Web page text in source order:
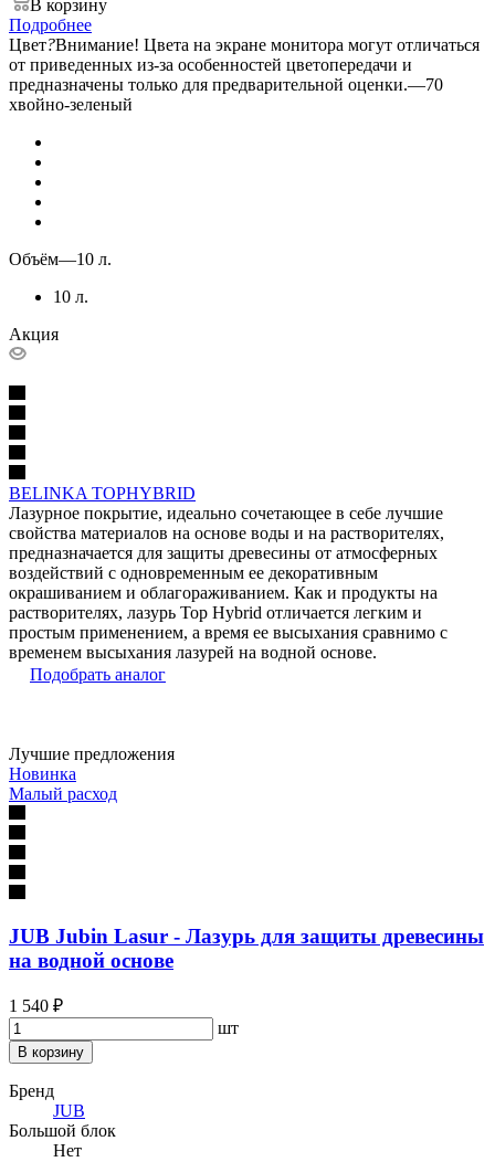
В корзину
Подробнее
Цвет?Внимание! Цвета на экране монитора могут отличаться
от приведенных из-за особенностей цветопередачи и
предназначены только для предварительной оценки.—70
хвойно-зеленый
Объём—10 л.
10 л.
Акция
BELINKA TOPHYBRID
Лазурное покрытие, идеально сочетающее в себе лучшие
свойства материалов на основе воды и на растворителях,
предназначается для защиты древесины от атмосферных
воздействий с одновременным ее декоративным
окрашиванием и облагораживанием. Как и продукты на
растворителях, лазурь Top Hybrid отличается легким и
простым применением, а время ее высыхания сравнимо с
временем высыхания лазурей на водной основе.
Подобрать аналог
Лучшие предложения
Новинка
Малый расход
JUB Jubin Lasur - Лазурь для защиты древесины
на водной основе
1 540 ₽
шт
В корзину
Бренд
JUB
Большой блок
Нет